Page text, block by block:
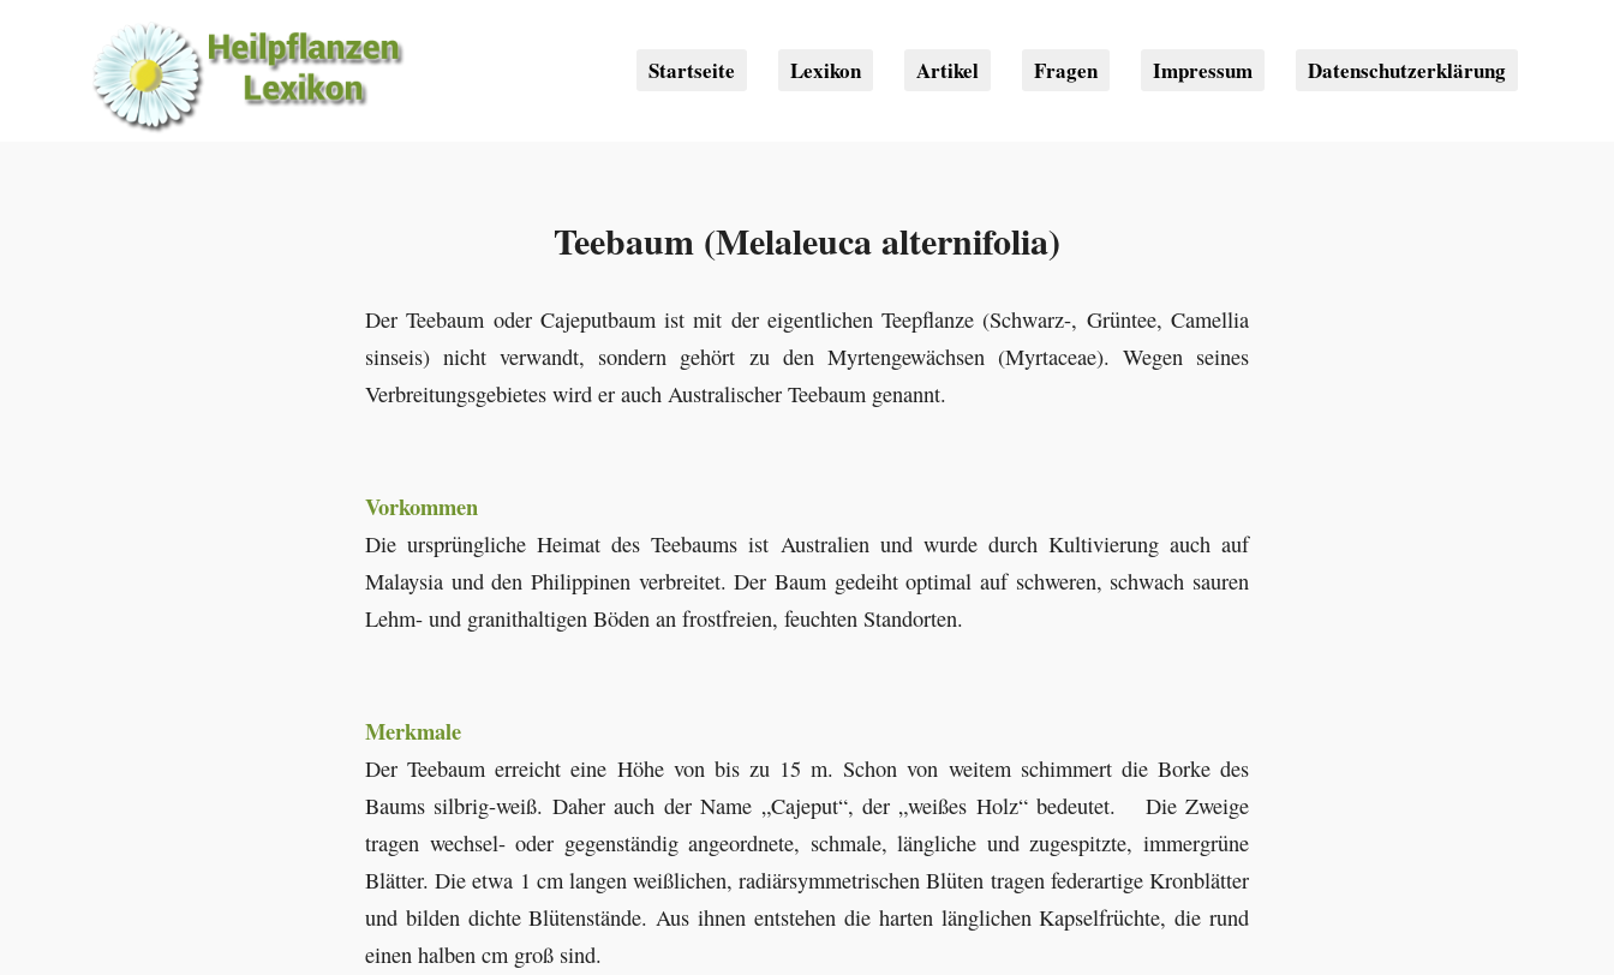
Startseite Lexikon Artikel Fragen Impressum Datenschutzerklärung
Teebaum (Melaleuca alternifolia)
Der Teebaum oder Cajeputbaum ist mit der eigentlichen Teepflanze (Schwarz-, Grüntee, Camellia
sinseis) nicht verwandt, sondern gehört zu den Myrtengewächsen (Myrtaceae). Wegen seines
Verbreitungsgebietes wird er auch Australischer Teebaum genannt.
Vorkommen
Die ursprüngliche Heimat des Teebaums ist Australien und wurde durch Kultivierung auch auf
Malaysia und den Philippinen verbreitet. Der Baum gedeiht optimal auf schweren, schwach sauren
Lehm- und granithaltigen Böden an frostfreien, feuchten Standorten.
Merkmale
Der Teebaum erreicht eine Höhe von bis zu 15 m. Schon von weitem schimmert die Borke des
Baums silbrig-weiß. Daher auch der Name „Cajeput“, der „weißes Holz“ bedeutet. Die Zweige
tragen wechsel- oder gegenständig angeordnete, schmale, längliche und zugespitzte, immergrüne
Blätter. Die etwa 1 cm langen weißlichen, radiärsymmetrischen Blüten tragen federartige Kronblätter
und bilden dichte Blütenstände. Aus ihnen entstehen die harten länglichen Kapselfrüchte, die rund
einen halben cm groß sind.